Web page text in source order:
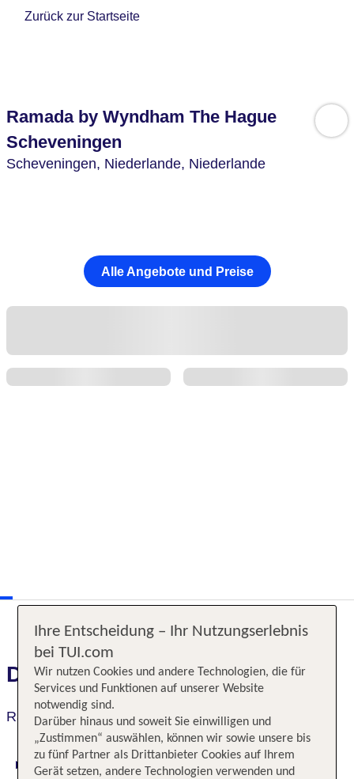
Zurück zur Startseite
Ramada by Wyndham The Hague
Scheveningen
Scheveningen, Niederlande, Niederlande
Alle Angebote und Preise
Das erwartet Sie
Ramada by Wyndham The Hague Scheveningen
Digitaler und telefonischer 24/7 TUI Service
Ihre Entscheidung – Ihr Nutzungserlebnis
bei TUI.com
Wir nutzen Cookies und andere Technologien, die für
Services und Funktionen auf unserer Website
notwendig sind.
Darüber hinaus und soweit Sie einwilligen und
„Zustimmen“ auswählen, können wir sowie unsere bis
zu fünf Partner als Drittanbieter Cookies auf Ihrem
Gerät setzen, andere Technologien verwenden und